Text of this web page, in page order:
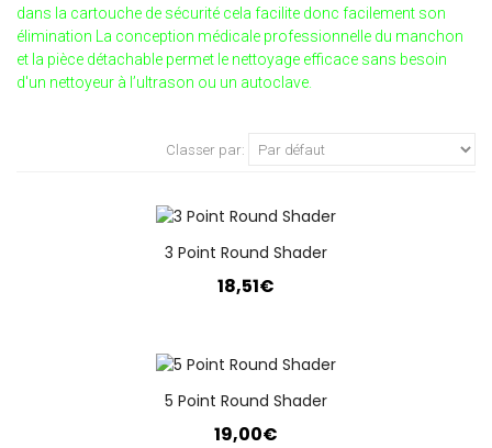
dans la cartouche de sécurité cela facilite donc facilement son
élimination La conception médicale professionnelle du manchon
et la pièce détachable permet le nettoyage efficace sans besoin
d'un nettoyeur à l’ultrason ou un autoclave.
Classer par:
3 Point Round Shader
18,51€
5 Point Round Shader
19,00€